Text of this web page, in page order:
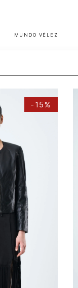
MUNDO VÉLEZ
- 15%